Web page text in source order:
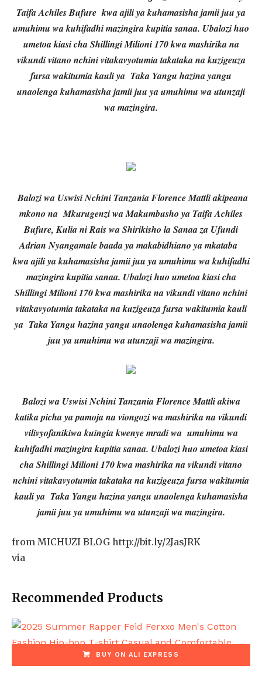
Taifa Achiles Bufure kwa ajili ya kuhamasisha jamii juu ya
umuhimu wa kuhifadhi mazingira kupitia sanaa. Ubalozi huo
umetoa kiasi cha Shillingi Milioni 170 kwa mashirika na
vikundi vitano nchini vitakavyotumia takataka na kuzigeuza
fursa wakitumia kauli ya Taka Yangu hazina yangu
unaolenga kuhamasisha jamii juu ya umuhimu wa utunzaji
wa mazingira.
Balozi wa Uswisi Nchini Tanzania Florence Mattli akipeana
mkono na Mkurugenzi wa Makumbusho ya Taifa Achiles
Bufure, Kulia ni Rais wa Shirikisho la Sanaa za Ufundi
Adrian Nyangamale baada ya makabidhiano ya mkataba
kwa ajili ya kuhamasisha jamii juu ya umuhimu wa kuhifadhi
mazingira kupitia sanaa. Ubalozi huo umetoa kiasi cha
Shillingi Milioni 170 kwa mashirika na vikundi vitano nchini
vitakavyotumia takataka na kuzigeuza fursa wakitumia kauli
ya Taka Yangu hazina yangu unaolenga kuhamasisha jamii
juu ya umuhimu wa utunzaji wa mazingira.
Balozi wa Uswisi Nchini Tanzania Florence Mattli akiwa
katika picha ya pamoja na viongozi wa mashirika na vikundi
vilivyofanikiwa kuingia kwenye mradi wa umuhimu wa
kuhifadhi mazingira kupitia sanaa. Ubalozi huo umetoa kiasi
cha Shillingi Milioni 170 kwa mashirika na vikundi vitano
nchini vitakavyotumia takataka na kuzigeuza fursa wakitumia
kauli ya Taka Yangu hazina yangu unaolenga kuhamasisha
jamii juu ya umuhimu wa utunzaji wa mazingira.
from MICHUZI BLOG http://bit.ly/2JasJRK
via
Recommended Products
BUY ON ALI EXPRESS